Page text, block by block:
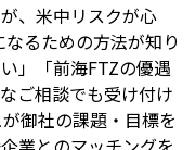
、米中リスクが心
るための方法が知り
」「前海FTZの優遇
ご相談でも受け付け
御社の課題・目標を